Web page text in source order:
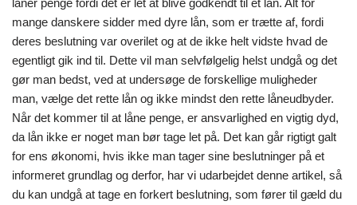
mange danskere sidder med dyre lån, som er trætte af, fordi
deres beslutning var overilet og at de ikke helt vidste hvad de
egentligt gik ind til. Dette vil man selvfølgelig helst undgå og det
gør man bedst, ved at undersøge de forskellige muligheder
man, vælge det rette lån og ikke mindst den rette låneudbyder.
Når det kommer til at låne penge, er ansvarlighed en vigtig dyd,
da lån ikke er noget man bør tage let på. Det kan går rigtigt galt
for ens økonomi, hvis ikke man tager sine beslutninger på et
informeret grundlag og derfor, har vi udarbejdet denne artikel, så
du kan undgå at tage en forkert beslutning, som fører til gæld du